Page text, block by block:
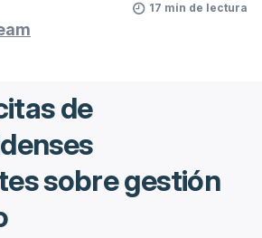
17 min de lectura
de
sobre gestión